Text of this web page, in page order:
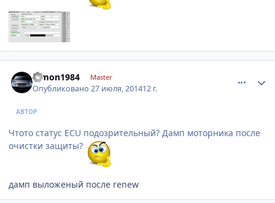
dimon1984 Master
Опубликовано27 июля, 201412 г.
АВТОР
Чтото статус ECU подозрительный? Дамп моторника после
очистки защиты?
дамп выложеный после renew